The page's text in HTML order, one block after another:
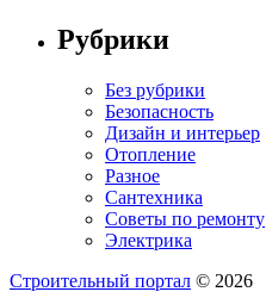
Рубрики
Без рубрики
Безопасность
Дизайн и интерьер
Отопление
Разное
Сантехника
Советы по ремонту
Электрика
Строительный портал © 2026